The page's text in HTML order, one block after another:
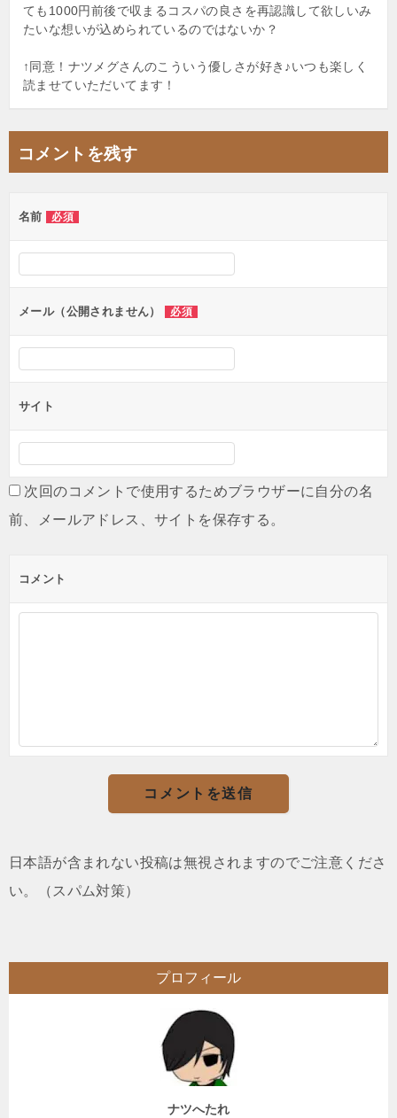
ても1000円前後で収まるコスパの良さを再認識して欲しいみ
たいな想いが込められているのではないか？
↑同意！ナツメグさんのこういう優しさが好き♪いつも楽しく
読ませていただいてます！
コメントを残す
名前 必須
メール（公開されません） 必須
サイト
次回のコメントで使用するためブラウザーに自分の名
前、メールアドレス、サイトを保存する。
コメント
日本語が含まれない投稿は無視されますのでご注意くださ
い。（スパム対策）
プロフィール
ナツへたれ